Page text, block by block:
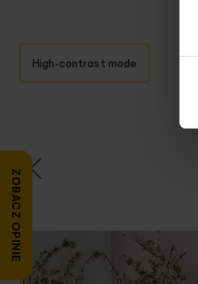
High-contrast mode
ZOBACZ OPINIE